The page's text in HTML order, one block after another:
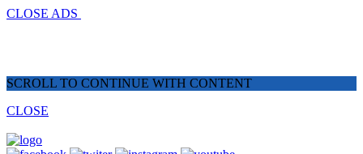
CLOSE ADS
SCROLL TO CONTINUE WITH CONTENT
CLOSE